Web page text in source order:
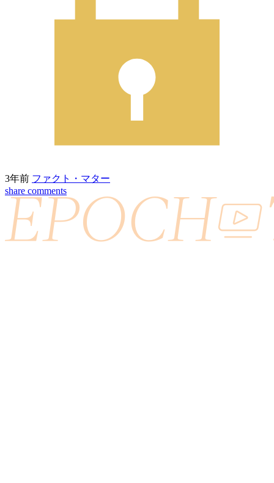
3年前 ファクト・マター
share comments